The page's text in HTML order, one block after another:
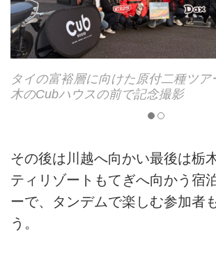
一般道を走行中のようす
その後は川越へ向かい最後は栃
ティリゾートもてぎへ向かう宿
ーで、タンデムで楽しむ参加者
う。